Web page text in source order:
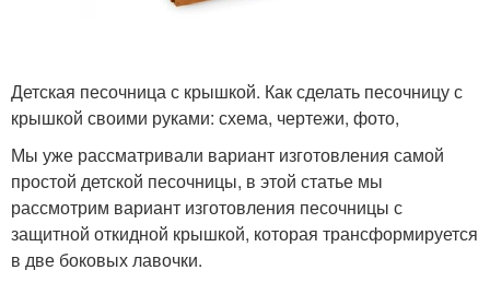
Детская песочница с крышкой. Как сделать песочницу с
крышкой своими руками: схема, чертежи, фото,
Мы уже рассматривали вариант изготовления самой
простой детской песочницы, в этой статье мы
рассмотрим вариант изготовления песочницы с
защитной откидной крышкой, которая трансформируется
в две боковых лавочки.